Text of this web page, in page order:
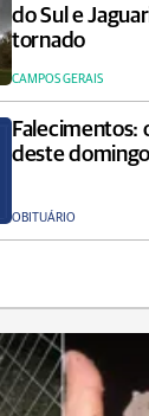
do Sul e
tornado
CAMPOS GERAIS
Falecimentos:
deste
OBITUÁRIO